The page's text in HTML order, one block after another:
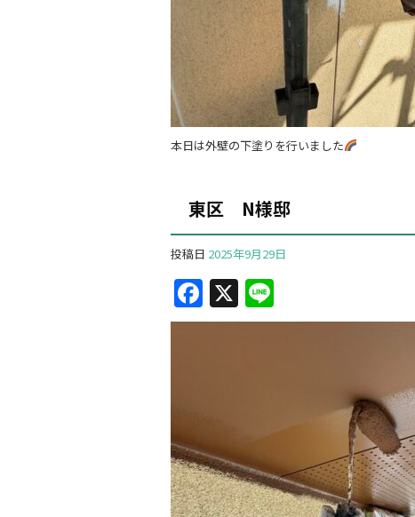
本日は外壁の下塗りを行いました
東区 N様邸
投稿日 2025年9月29日
F
a
o
o
k
X
n